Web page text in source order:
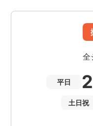
全
平日
土日祝